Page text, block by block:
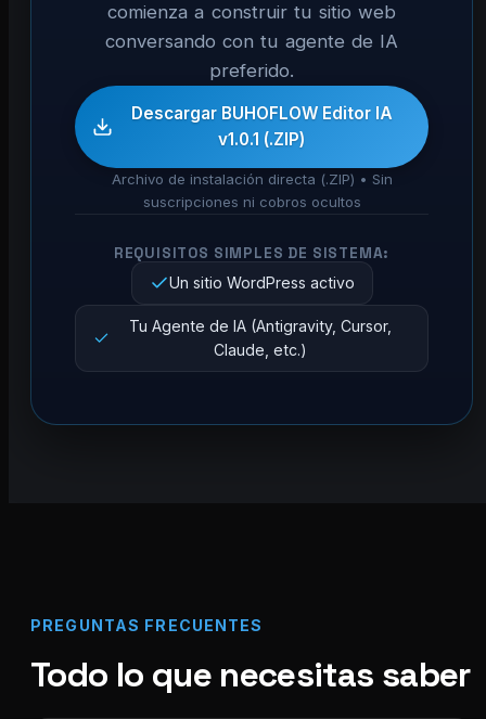
comienza a construir tu sitio web
conversando con tu agente de IA
preferido.
Descargar BUHOFLOW Editor IA
v1.0.1 (.ZIP)
Archivo de instalación directa (.ZIP) • Sin
suscripciones ni cobros ocultos
REQUISITOS SIMPLES DE SISTEMA:
Un sitio WordPress activo
Tu Agente de IA (Antigravity, Cursor,
Claude, etc.)
PREGUNTAS FRECUENTES
Todo lo que necesitas saber